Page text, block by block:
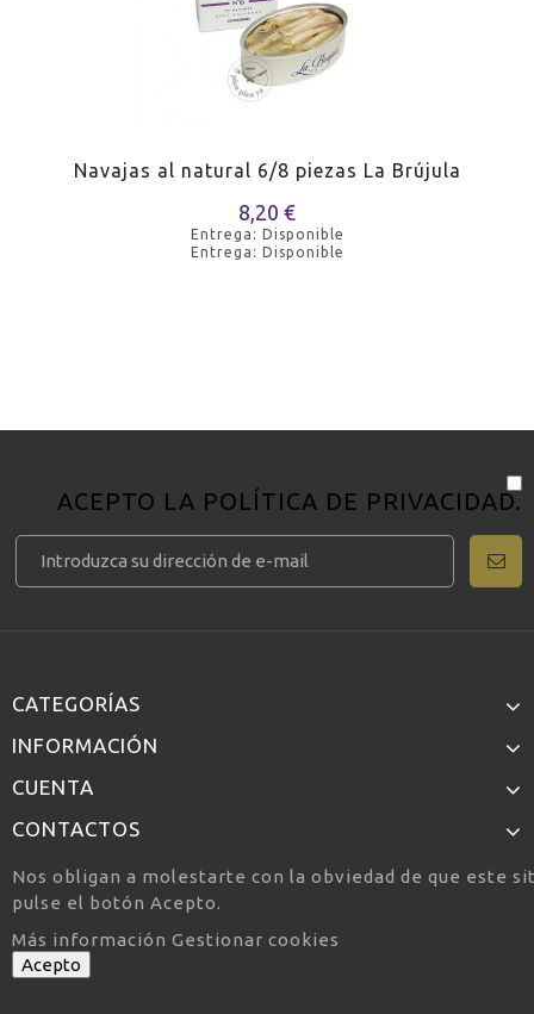
Navajas al natural 6/8 piezas La Brújula
8,20 €
Entrega: Disponible
Entrega: Disponible
ACEPTO LA POLÍTICA DE PRIVACIDAD.
CATEGORÍAS
INFORMACIÓN
CUENTA
CONTACTOS
Nos obligan a molestarte con la obviedad de que este
pulse el botón Acepto.
Más información Gestionar cookies
Acepto